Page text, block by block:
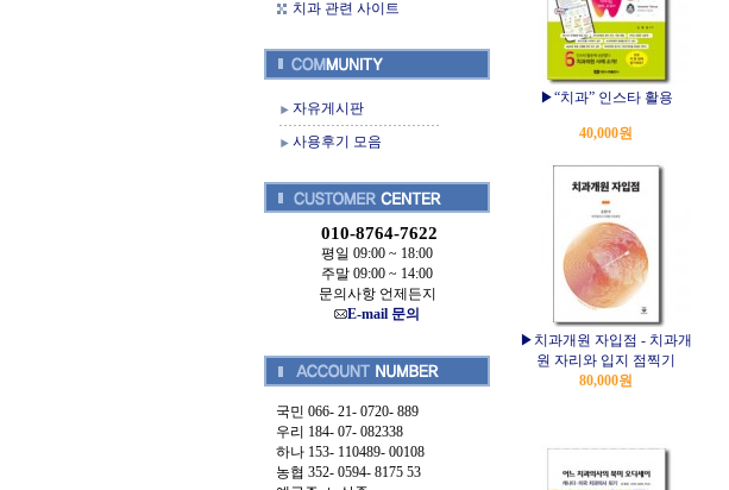
치과 관련 사이트
자유게시판
사용후기 모음
010-8764-7622
평일 09:00 ~ 18:00
주말 09:00 ~ 14:00
문의사항 언제든지
E-mail 문의
국민 066- 21- 0720- 889
우리 184- 07- 082338
하나 153- 110489- 00108
농협 352- 0594- 8175 53
▶“치과” 인스타 활용
40,000원
▶치과개원 자입점 - 치과개
원 자리와 입지 점찍기
80,000원